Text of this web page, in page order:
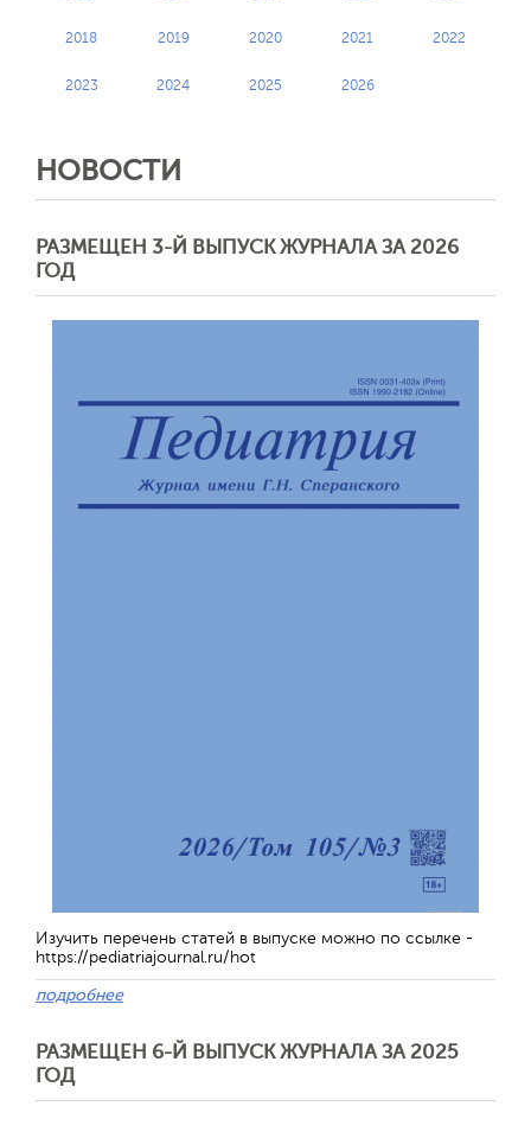
2018 2019 2020 2021 2022
2023 2024 2025 2026
НОВОСТИ
РАЗМЕЩЕН 3-Й ВЫПУСК ЖУРНАЛА ЗА 2026
ГОД
Изучить перечень статей в выпуске можно по ссылке -
https://pediatriajournal.ru/hot
подробнее
РАЗМЕЩЕН 6-Й ВЫПУСК ЖУРНАЛА ЗА 2025
ГОД